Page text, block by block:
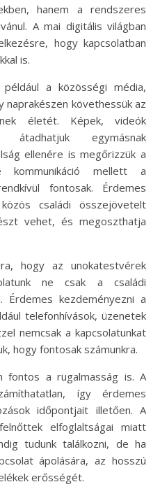
hanem a rendszeres
A mai digitális világban
hogy kapcsolatban
is.
a közösségi média,
naprakészen követhessük az
életét. Képek, videók
átadhatjuk egymásnak
ellenére is megőrizzük a
kommunikáció mellett a
fontosak. Érdemes
családi összejövetelt
vehet, és megoszthatja
hogy az unokatestvérek
ne csak a családi
Érdemes kezdeményezni a
telefonhívások, üzenetek
nemcsak a kapcsolatunkat
hogy fontosak számunkra.
fontos a rugalmasság is. A
így érdemes
időpontjait illetően. A
elfoglaltságai miatt
tudunk találkozni, de ha
ápolására, az hosszú
erősségét.